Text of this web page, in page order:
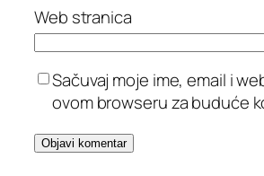
Web stranica
Sačuvaj moje ime, email i
ovom browseru za buduće